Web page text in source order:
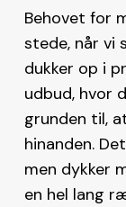
Behovet for
stede, når vi
dukker op i
udbud, hvor
grunden til,
hinanden.
men dykker
en hel lang